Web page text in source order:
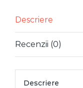
ROZ
ROYALTY
22
Descriere
Recenzii (0)
Descriere